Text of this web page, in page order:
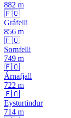
882 m
🇫🇴
Gráfelli
856 m
🇫🇴
Sornfelli
749 m
🇫🇴
Árnafjall
722 m
🇫🇴
Eysturtindur
714 m